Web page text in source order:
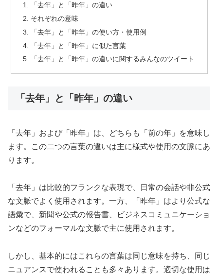
「去年」と「昨年」の違い
それぞれの意味
「去年」と「昨年」の使い方・使用例
「去年」と「昨年」に似た言葉
「去年」と「昨年」の違いに関するみんなのツイート
「去年」と「昨年」の違い
「去年」および「昨年」は、どちらも「前の年」を意味し
ます。この二つの言葉の違いは主に様式や使用の文脈にあ
ります。
「去年」は比較的フランクな表現で、日常の会話や非公式
な文脈でよく使用されます。一方、「昨年」はより公式な
語彙で、新聞や公式の報告書、ビジネスコミュニケーショ
ンなどのフォーマルな文脈で主に使用されます。
しかし、基本的にはこれらの言葉は同じ意味を持ち、同じ
ニュアンスで使われることも多々あります。適切な使用は